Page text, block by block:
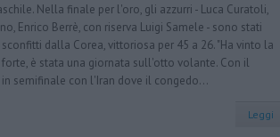
Nella finale per l'oro, gli azzurri - Luca Curatoli,
Enrico Berrè, con riserva Luigi Samele - sono stati
dalla Corea, vittoriosa per 45 a 26. "Ha vinto la
forte, è stata una giornata sull'otto volante. Con il
semifinale con l'Iran dove il congedo...
Leggi